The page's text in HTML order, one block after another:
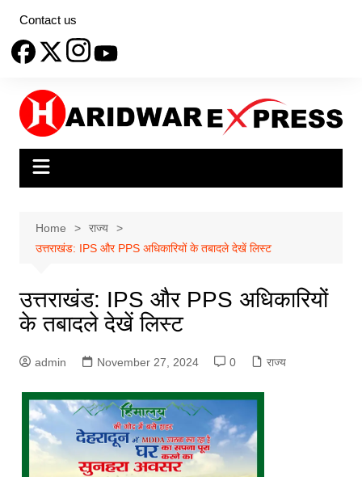
content
Contact us
Home
राज्य
उत्तराखंड: IPS और PPS अधिकारियों के तबादले देखें लिस्ट
उत्तराखंड: IPS और PPS अधिकारियों
के तबादले देखें लिस्ट
admin November 27, 2024 0 राज्य